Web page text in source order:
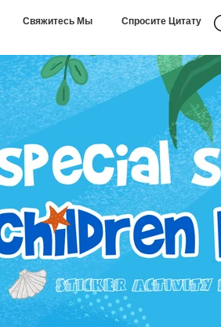
Свяжитесь Мы Спросите Цитату